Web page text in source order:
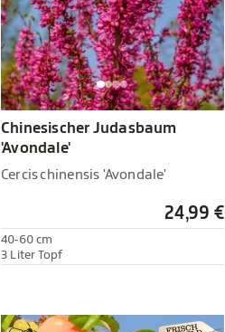
Chinesischer Judasbaum
'Avondale'
Cercis chinensis 'Avondale'
24,99 €
40-60 cm
3 Liter Topf